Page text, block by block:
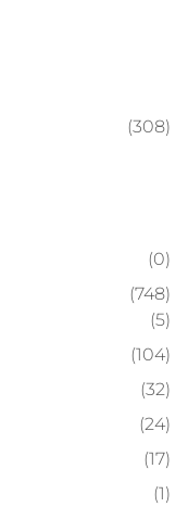
(308)
(0)
(748)
(5)
(104)
(32)
(24)
(17)
(1)